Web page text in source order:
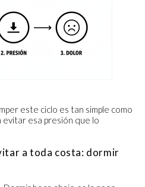
este ciclo es tan simple como
evitar esa presión que lo
a toda costa: dormir